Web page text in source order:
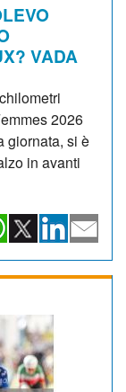
VADA
2026
giornata, si è
in avanti